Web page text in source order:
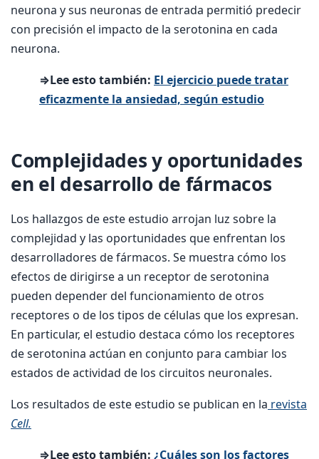
neurona y sus neuronas de entrada permitió predecir
con precisión el impacto de la serotonina en cada
neurona.
⇒Lee esto también: El ejercicio puede tratar
eficazmente la ansiedad, según estudio
Complejidades y oportunidades
en el desarrollo de fármacos
Los hallazgos de este estudio arrojan luz sobre la
complejidad y las oportunidades que enfrentan los
desarrolladores de fármacos. Se muestra cómo los
efectos de dirigirse a un receptor de serotonina
pueden depender del funcionamiento de otros
receptores o de los tipos de células que los expresan.
En particular, el estudio destaca cómo los receptores
de serotonina actúan en conjunto para cambiar los
estados de actividad de los circuitos neuronales.
Los resultados de este estudio se publican en la revista
Cell.
⇒Lee esto también: ¿Cuáles son los factores